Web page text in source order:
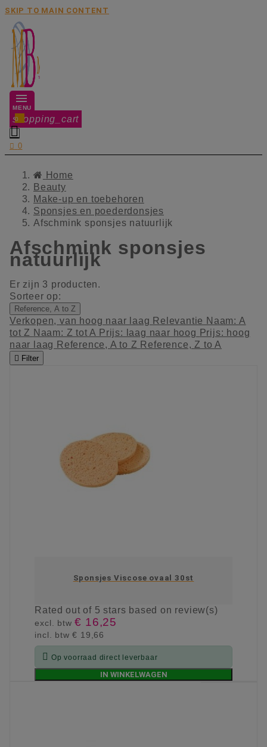
SKIP TO MAIN CONTENT
MENU
shopping_cart
0

 0
Home
Beauty
Make-up en toebehoren
Sponsjes en poederdonsjes
Afschmink sponsjes natuurlijk
Afschmink sponsjes
natuurlijk
Er zijn 3 producten.
Sorteer op:
Reference, A to Z
Verkopen, van hoog naar laag Relevantie Naam: A
tot Z Naam: Z tot A Prijs: laag naar hoog Prijs: hoog
naar laag Reference, A to Z Reference, Z to A
 Filter
Sponsjes Viscose ovaal 30st
Ratedout of 5 stars based on review(s)
excl. btw€ 16,25
incl. btw€ 19,66
 Op voorraad direct leverbaar
IN WINKELWAGEN